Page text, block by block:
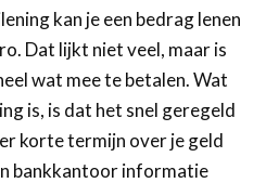
kan je een bedrag lenen
Dat lijkt niet veel, maar is
wat mee te betalen. Wat
is, is dat het snel geregeld
korte termijn over je geld
bankkantoor informatie